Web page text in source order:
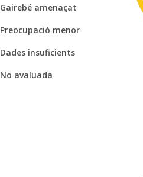
Gairebé amenaçat
Preocupació menor
Dades insuficients
No avaluada